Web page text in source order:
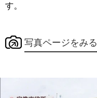
す。
写真ページをみる